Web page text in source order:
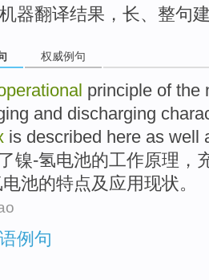
器翻译结果，长、整句
权威例句
principle of the
and discharging
is described here as well
了镍-氢电池的工作原理 ，
电池的特点及 应用现状。
例句